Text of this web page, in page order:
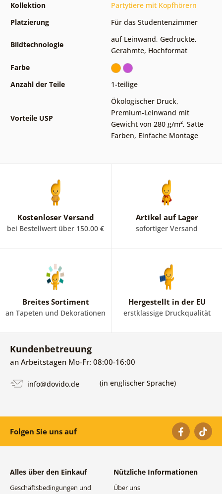
Kollektion
Partytiere mit Kopfhörern
Platzierung
Für das Studentenzimmer
Bildtechnologie
auf Leinwand, Gedruckte,
Gerahmte, Hochformat
Farbe
Anzahl der Teile
1-teilige
Vorteile USP
Ökologischer Druck,
Premium-Leinwand mit
Gewicht von 280 g/m², Satte
Farben, Einfache Montage
Kostenloser Versand
bei Bestellwert über 150.00 €
Artikel auf Lager
sofortiger Versand
Breites Sortiment
an Tapeten und Dekorationen
Hergestellt in der EU
erstklassige Druckqualität
Kundenbetreuung
an Arbeitstagen Mo-Fr: 08:00-16:00
info@dovido.de (in englischer Sprache)
Folgen Sie uns auf
Alles über den Einkauf
Geschäftsbedingungen und
Nützliche Informationen
Über uns